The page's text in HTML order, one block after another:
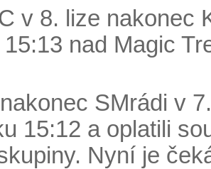
v 8. lize nakonec
nad Magic
SMrádi v
15:12 a oplatili
Nyní je